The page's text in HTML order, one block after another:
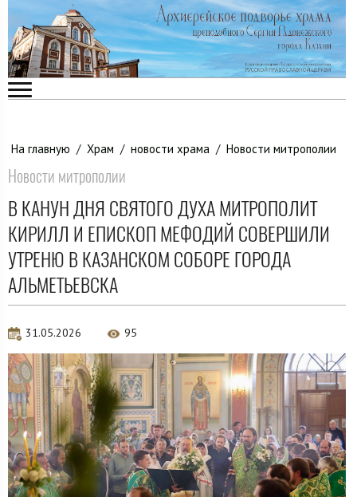
На главную / Храм / новости храма / Новости митрополии
Новости митрополии
В КАНУН ДНЯ СВЯТОГО ДУХА МИТРОПОЛИТ
КИРИЛЛ И ЕПИСКОП МЕФОДИЙ СОВЕРШИЛИ
УТРЕНЮ В КАЗАНСКОМ СОБОРЕ ГОРОДА
АЛЬМЕТЬЕВСКА
31.05.2026 95